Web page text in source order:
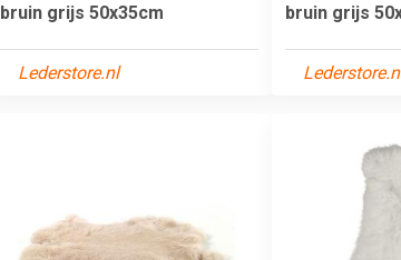
bruin grijs 50x35cm
Lederstore.nl
bruin grijs